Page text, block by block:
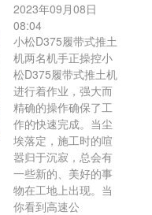
2023年09月08日
08:04
小松D375履带式推土
机两名机手正操控小
松D375履带式推土机
进行着作业，强大而
精确的操作确保了工
作的快速完成。当尘
埃落定，施工时的喧
嚣归于沉寂，总会有
一些新的、美好的事
物在工地上出现。当
你看到高速公